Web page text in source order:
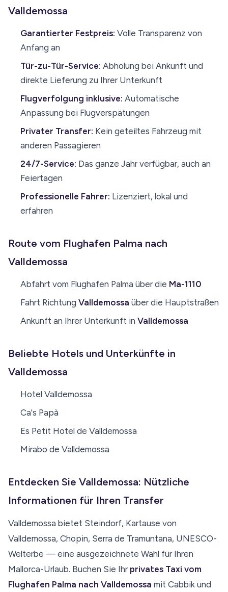
Valldemossa
Garantierter Festpreis: Volle Transparenz von
Anfang an
Tür-zu-Tür-Service: Abholung bei Ankunft und
direkte Lieferung zu Ihrer Unterkunft
Flugverfolgung inklusive: Automatische
Anpassung bei Flugverspätungen
Privater Transfer: Kein geteiltes Fahrzeug mit
anderen Passagieren
24/7-Service: Das ganze Jahr verfügbar, auch an
Feiertagen
Professionelle Fahrer: Lizenziert, lokal und
erfahren
Route vom Flughafen Palma nach
Valldemossa
Abfahrt vom Flughafen Palma über die Ma-1110
Fahrt Richtung Valldemossa über die Hauptstraßen
Ankunft an Ihrer Unterkunft in Valldemossa
Beliebte Hotels und Unterkünfte in
Valldemossa
Hotel Valldemossa
Ca's Papà
Es Petit Hotel de Valldemossa
Mirabo de Valldemossa
Entdecken Sie Valldemossa: Nützliche
Informationen für Ihren Transfer
Valldemossa bietet Steindorf, Kartause von
Valldemossa, Chopin, Serra de Tramuntana, UNESCO-
Welterbe — eine ausgezeichnete Wahl für Ihren
Mallorca-Urlaub. Buchen Sie Ihr privates Taxi vom
Flughafen Palma nach Valldemossa mit Cabbik und